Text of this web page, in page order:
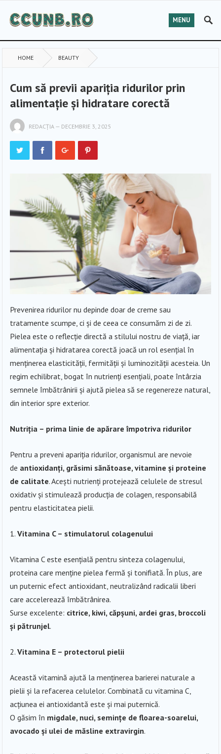
MENU
HOME BEAUTY
Cum să previi apariția ridurilor prin
alimentație și hidratare corectă
REDACȚIA — DECEMBRIE 3, 2025
Prevenirea ridurilor nu depinde doar de creme sau
tratamente scumpe, ci și de ceea ce consumăm zi de zi.
Pielea este o reflecție directă a stilului nostru de viață, iar
alimentația și hidratarea corectă joacă un rol esențial în
menținerea elasticității, fermității și luminozității acesteia. Un
regim echilibrat, bogat în nutrienți esențiali, poate întârzia
semnele îmbătrânirii și ajută pielea să se regenereze natural,
din interior spre exterior.
Nutriția – prima linie de apărare împotriva ridurilor
Pentru a preveni apariția ridurilor, organismul are nevoie
de antioxidanți, grăsimi sănătoase, vitamine și proteine
de calitate. Acești nutrienți protejează celulele de stresul
oxidativ și stimulează producția de colagen, responsabilă
pentru elasticitatea pielii.
Vitamina C – stimulatorul colagenului
Vitamina C este esențială pentru sinteza colagenului,
proteina care menține pielea fermă și tonifiată. În plus, are
un puternic efect antioxidant, neutralizând radicalii liberi
care accelerează îmbătrânirea.
Surse excelente: citrice, kiwi, căpșuni, ardei gras, broccoli
și pătrunjel.
Vitamina E – protectorul pielii
Această vitamină ajută la menținerea barierei naturale a
pielii și la refacerea celulelor. Combinată cu vitamina C,
acțiunea ei antioxidantă este și mai puternică.
O găsim în migdale, nuci, semințe de floarea-soarelui,
avocado și ulei de măsline extravirgin.